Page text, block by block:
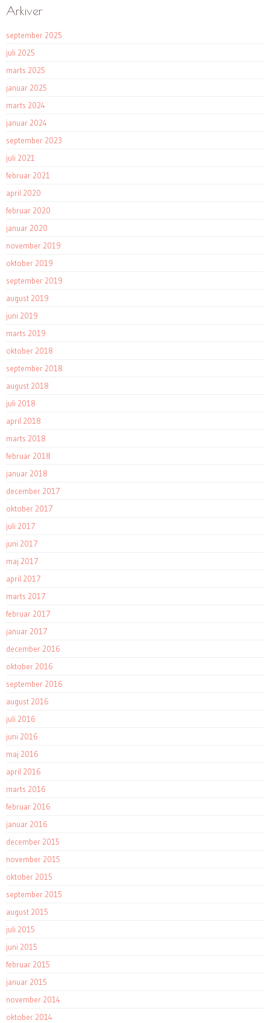
Arkiver
september 2025
juli 2025
marts 2025
januar 2025
marts 2024
januar 2024
september 2023
juli 2021
februar 2021
april 2020
februar 2020
januar 2020
november 2019
oktober 2019
september 2019
august 2019
juni 2019
marts 2019
oktober 2018
september 2018
august 2018
juli 2018
april 2018
marts 2018
februar 2018
januar 2018
december 2017
oktober 2017
juli 2017
juni 2017
maj 2017
april 2017
marts 2017
februar 2017
januar 2017
december 2016
oktober 2016
september 2016
august 2016
juli 2016
juni 2016
maj 2016
april 2016
marts 2016
februar 2016
januar 2016
december 2015
november 2015
oktober 2015
september 2015
august 2015
juli 2015
juni 2015
februar 2015
januar 2015
november 2014
oktober 2014